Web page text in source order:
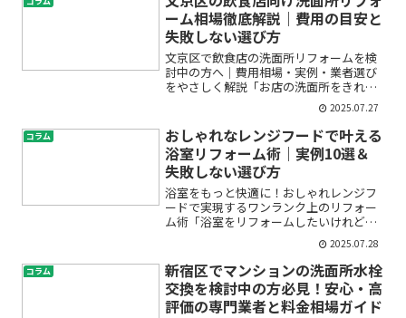
安…」こんなお悩みをお持...
ーム相場徹底解説｜費用の目安と
失敗しない選び方
文京区で飲食店の洗面所リフォームを検
討中の方へ｜費用相場・実例・業者選び
をやさしく解説「お店の洗面所をきれい
にリフォームしたいけど、一体どれくら
い費用がかかるの？」「業者選びで失敗
したくない…」「他のお店はどんな洗面
所にしているの？」そんな...
2025.07.27
コラム
おしゃれなレンジフードで叶える
浴室リフォーム術｜実例10選＆
失敗しない選び方
浴室をもっと快適に！おしゃれレンジフ
ードで実現するワンランク上のリフォー
ム術「浴室をリフォームしたいけれど、
どんな換気扇やレンジフードを選べばい
いのかわからない」「見た目も機能もこ
だわりたいけど、失敗しない方法が知り
たい」――そんなお悩みを...
2025.07.28
コラム
新宿区でマンションの洗面所水栓
交換を検討中の方必見！安心・高
評価の専門業者と料金相場ガイド